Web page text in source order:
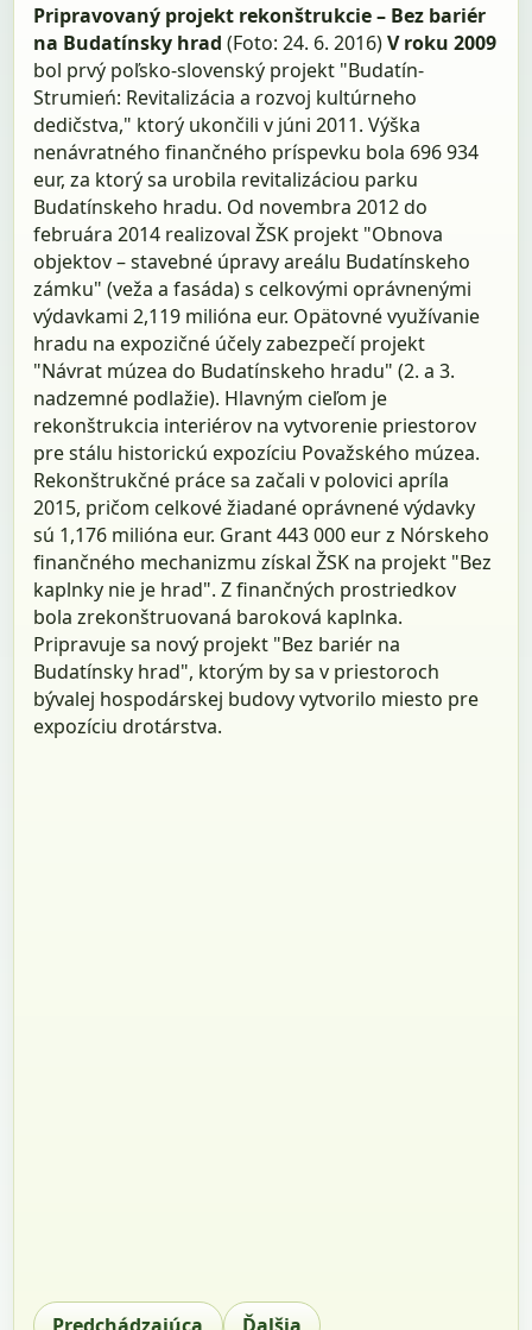
Pripravovaný projekt rekonštrukcie – Bez bariér
na Budatínsky hrad (Foto: 24. 6. 2016)V roku 2009
bol prvý poľsko-slovenský projekt "Budatín-
Strumień: Revitalizácia a rozvoj kultúrneho
dedičstva," ktorý ukončili v júni 2011. Výška
nenávratného finančného príspevku bola 696 934
eur, za ktorý sa urobila revitalizáciou parku
Budatínskeho hradu. Od novembra 2012 do
februára 2014 realizoval ŽSK projekt "Obnova
objektov – stavebné úpravy areálu Budatínskeho
zámku" (veža a fasáda) s celkovými oprávnenými
výdavkami 2,119 milióna eur. Opätovné využívanie
hradu na expozičné účely zabezpečí projekt
"Návrat múzea do Budatínskeho hradu" (2. a 3.
nadzemné podlažie). Hlavným cieľom je
rekonštrukcia interiérov na vytvorenie priestorov
pre stálu historickú expozíciu Považského múzea.
Rekonštrukčné práce sa začali v polovici apríla
2015, pričom celkové žiadané oprávnené výdavky
sú 1,176 milióna eur. Grant 443 000 eur z Nórskeho
finančného mechanizmu získal ŽSK na projekt "Bez
kaplnky nie je hrad". Z finančných prostriedkov
bola zrekonštruovaná baroková kaplnka.
Pripravuje sa nový projekt "Bez bariér na
Budatínsky hrad", ktorým by sa v priestoroch
bývalej hospodárskej budovy vytvorilo miesto pre
expozíciu drotárstva.